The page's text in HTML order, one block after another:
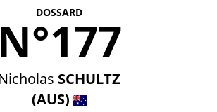
DOSSARD
N°177
Nicholas SCHULTZ
(AUS)